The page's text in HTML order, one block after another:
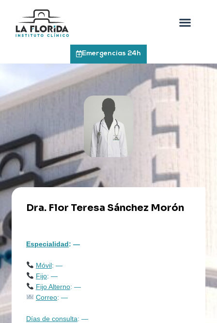
Emergencias 24h
Dra. Flor Teresa Sánchez Morón
Especialidad: —
Móvil: —
Fijo: —
Fijo Alterno: —
Correo: —
Días de consulta: —